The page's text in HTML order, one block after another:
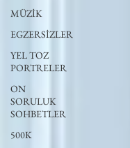
MÜZİK
EGZERSİZLER
YEL TOZ
PORTRELER
ON
SORULUK
SOHBETLER
500K